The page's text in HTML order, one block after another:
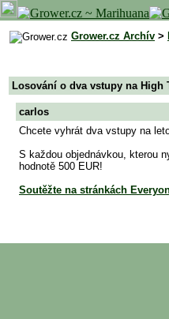
Grower.cz Archív >
Losování o dva vstupy na High
carlos
Chcete vyhrát dva vstupy na
S každou objednávkou, kterou
hodnotě 500 EUR!
Soutěžte na stránkách